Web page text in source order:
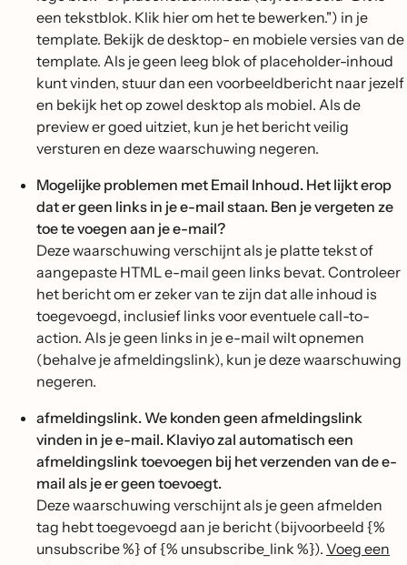
een tekstblok. Klik hier om het te bewerken.") in je
template. Bekijk de desktop- en mobiele versies van de
template. Als je geen leeg blok of placeholder-inhoud
kunt vinden, stuur dan een voorbeeldbericht naar jezelf
en bekijk het op zowel desktop als mobiel. Als de
preview er goed uitziet, kun je het bericht veilig
versturen en deze waarschuwing negeren.
Mogelijke problemen met Email Inhoud. Het lijkt erop
dat er geen links in je e-mail staan. Ben je vergeten ze
toe te voegen aan je e-mail?
Deze waarschuwing verschijnt als je platte tekst of
aangepaste HTML e-mail geen links bevat. Controleer
het bericht om er zeker van te zijn dat alle inhoud is
toegevoegd, inclusief links voor eventuele call-to-
action. Als je geen links in je e-mail wilt opnemen
(behalve je afmeldingslink), kun je deze waarschuwing
negeren.
afmeldingslink. We konden geen afmeldingslink
vinden in je e-mail. Klaviyo zal automatisch een
afmeldingslink toevoegen bij het verzenden van de e-
mail als je er geen toevoegt.
Deze waarschuwing verschijnt als je geen afmelden
tag hebt toegevoegd aan je bericht (bijvoorbeeld {%
unsubscribe %} of {% unsubscribe_link %}). Voeg een